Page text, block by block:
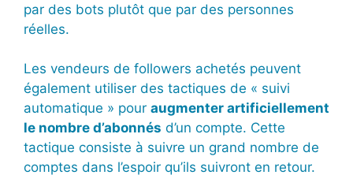
par des bots plutôt que par des personnes
réelles.
Les vendeurs de followers achetés peuvent
également utiliser des tactiques de « suivi
automatique » pour augmenter artificiellement
le nombre d’abonnés d’un compte. Cette
tactique consiste à suivre un grand nombre de
comptes dans l’espoir qu’ils suivront en retour.